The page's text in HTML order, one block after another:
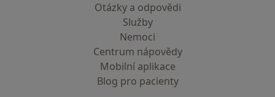
Otázky a odpovědi
Služby
Nemoci
Centrum nápovědy
Mobilní aplikace
Blog pro pacienty